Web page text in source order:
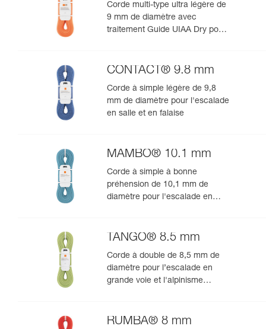
Corde multi-type ultra légère de
9 mm de diamètre avec
traitement Guide UIAA Dry pour
CONTACT® 9.8 mm
Corde à simple légère de 9,8
mm de diamètre pour l'escalade
en salle et en falaise
MAMBO® 10.1 mm
Corde à simple à bonne
préhension de 10,1 mm de
diamètre pour l'escalade en
TANGO® 8.5 mm
Corde à double de 8,5 mm de
diamètre pour l’escalade en
grande voie et l'alpinisme
RUMBA® 8 mm